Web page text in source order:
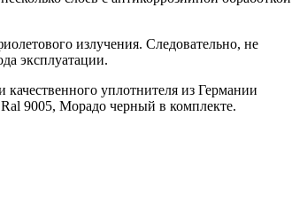
излучения. Следовательно, не
эксплуатации.
уплотнителя из Германии
9005, Морадо черный в комплекте.